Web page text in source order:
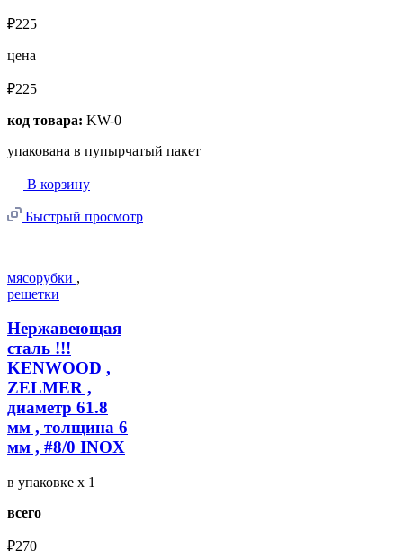
₽225
цена
₽225
код товара: KW-0
упакована в пупырчатый пакет
В корзину
Быстрый просмотр
мясорубки ,
решетки
Нержавеющая
сталь !!!
KENWOOD ,
ZELMER ,
диаметр 61.8
мм , толщина 6
мм , #8/0 INOX
в упаковке x 1
всего
₽270